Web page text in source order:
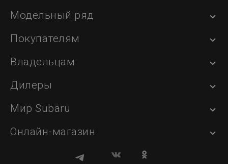
Модельный ряд
Покупателям
Владельцам
Дилеры
Мир Subaru
Онлайн-магазин